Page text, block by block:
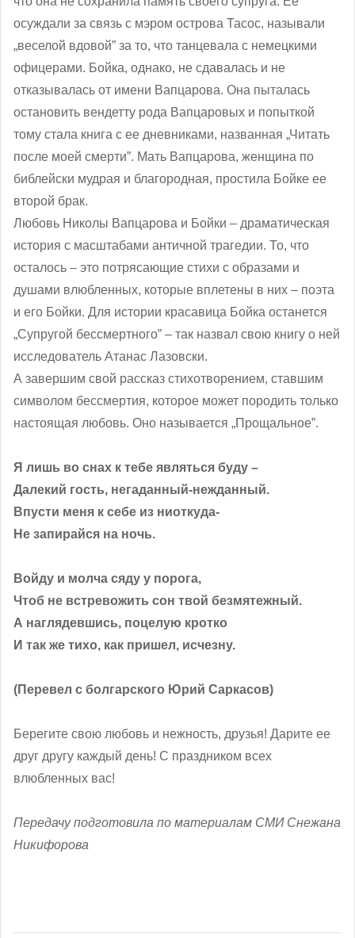
осуждали за связь с мэром острова Тасос, называли
„веселой вдовой” за то, что танцевала с немецкими
офицерами. Бойка, однако, не сдавалась и не
отказывалась от имени Вапцарова. Она пыталась
остановить вендетту рода Вапцаровых и попыткой
тому стала книга с ее дневниками, названная „Читать
после моей смерти”. Мать Вапцарова, женщина по
библейски мудрая и благородная, простила Бойке ее
второй брак.
Любовь Николы Вапцарова и Бойки – драматическая
история с масштабами античной трагедии. То, что
осталось – это потрясающие стихи с образами и
душами влюбленных, которые вплетены в них – поэта
и его Бойки. Для истории красавица Бойка останется
„Супругой бессмертного” – так назвал свою книгу о ней
исследователь Атанас Лазовски.
А завершим свой рассказ стихотворением, ставшим
символом бессмертия, которое может породить только
настоящая любовь. Оно называется „Прощальное”.
Я лишь во снах к тебе являться буду –
Далекий гость, негаданный-нежданный.
Впусти меня к себе из ниоткуда-
Не запирайся на ночь.
Войду и молча сяду у порога,
Чтоб не встревожить сон твой безмятежный.
А наглядевшись, поцелую кротко
И так же тихо, как пришел, исчезну.
(Перевел с болгарского Юрий Саркасов)
Берегите свою любовь и нежность, друзья! Дарите ее
друг другу каждый день! С праздником всех
влюбленных вас!
Передачу подготовила по материалам СМИ Снежана
Никифорова